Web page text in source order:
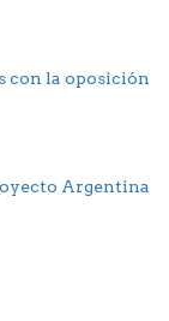
con la oposición
Argentina